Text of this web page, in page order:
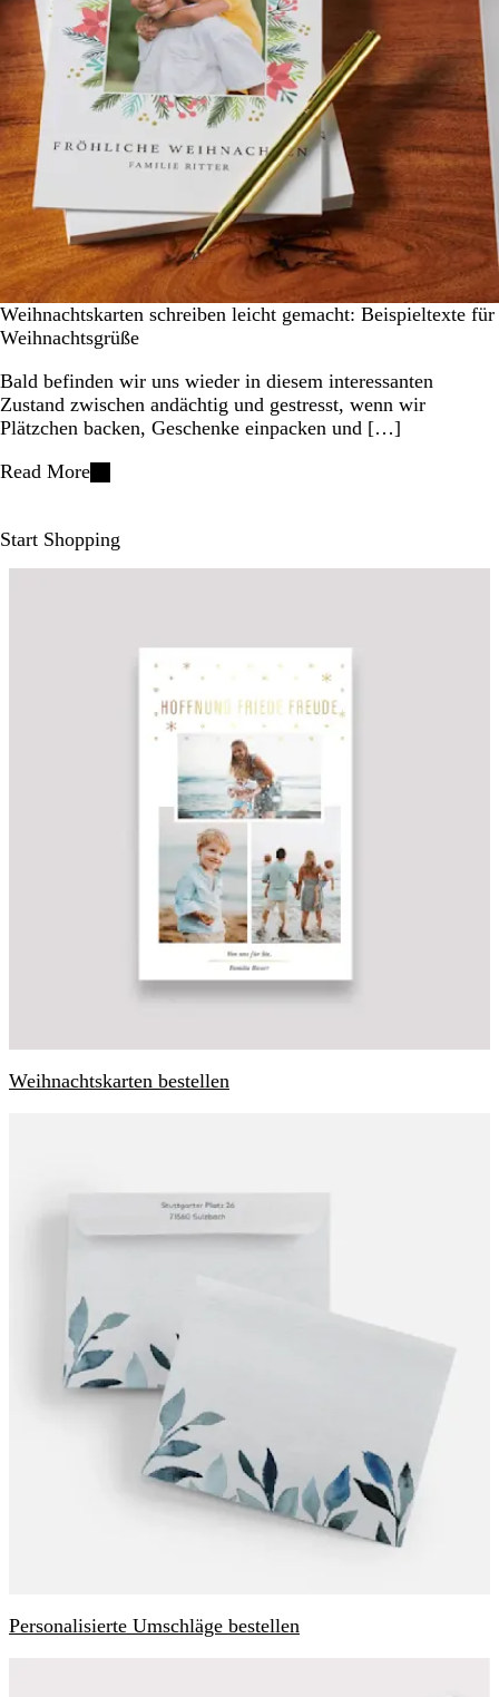
Weihnachtskarten schreiben leicht gemacht: Beispieltexte für
Weihnachtsgrüße
Bald befinden wir uns wieder in diesem interessanten
Zustand zwischen andächtig und gestresst, wenn wir
Plätzchen backen, Geschenke einpacken und […]
Read More
Start Shopping
Weihnachtskarten bestellen
Personalisierte Umschläge bestellen